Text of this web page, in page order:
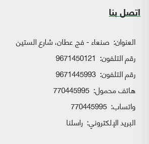
اتصل بنا
العنوان: صنعاء - فج عطان، شارع الستين
رقم التلفون: 9671450121
رقم التلفون: 9671445993
هاتف محمول: 770445995
واتساب:
البريد الإلكتروني: راسلنا